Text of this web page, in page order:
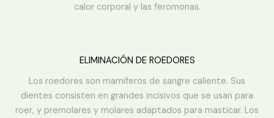
calor corporal y las feromonas.
ELIMINACIÓN DE ROEDORES
Los roedores son mamíferos de sangre caliente. Sus
dientes consisten en grandes incisivos que se usan para
roer, y premolares y molares adaptados para masticar. Los